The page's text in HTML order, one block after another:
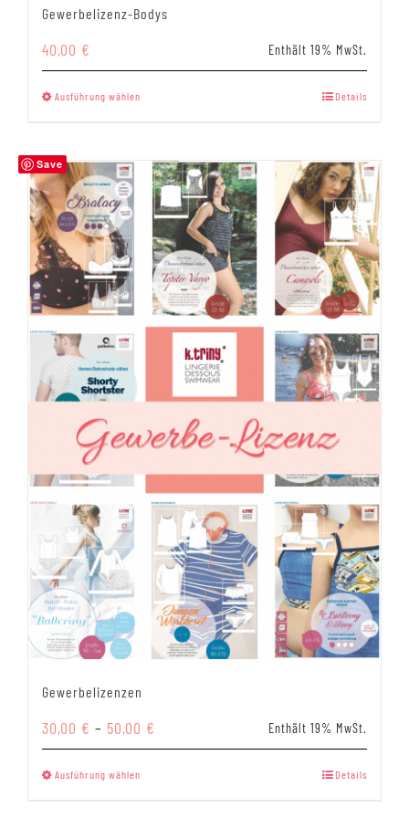
Gewerbelizenz-Bodys
40,00 € Enthält 19% MwSt.
Ausführung wählen
mehrere
Varianten
auf.
Die
Optionen
können
auf
der
Produktseite
gewählt
werden
Details
Save
Gewerbelizenzen
30,00 € – 50,00 €
30,00 €
Enthält 19% MwSt.
Ausführung wählen Details